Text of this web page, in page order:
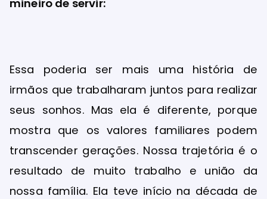
mineiro de servir:
Essa poderia ser mais uma história de
irmãos que trabalharam juntos para realizar
seus sonhos. Mas ela é diferente, porque
mostra que os valores familiares podem
transcender gerações. Nossa trajetória é o
resultado de muito trabalho e união da
nossa família. Ela teve início na década de